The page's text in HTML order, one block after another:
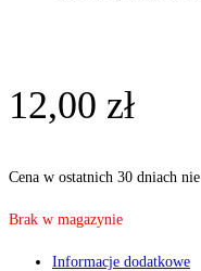
12,00 zł
Cena w ostatnich 30 dniach
Brak w magazynie
Informacje dodatkowe